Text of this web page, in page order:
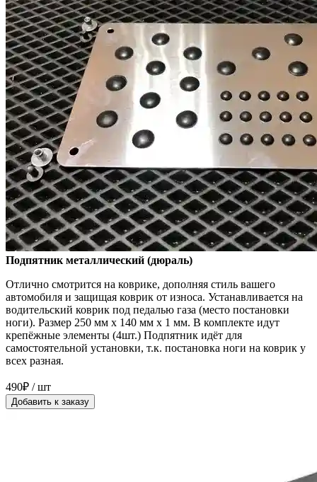
Подпятник металлический (дюраль)
Отлично смотрится на коврике, дополняя стиль вашего
автомобиля и защищая коврик от износа. Устанавливается на
водительский коврик под педалью газа (место постановки
ноги). Размер 250 мм x 140 мм x 1 мм. В комплекте идут
крепёжные элементы (4шт.) Подпятник идёт для
самостоятельной установки, т.к. постановка ноги на коврик у
всех разная.
490₽ / шт
Добавить к заказу